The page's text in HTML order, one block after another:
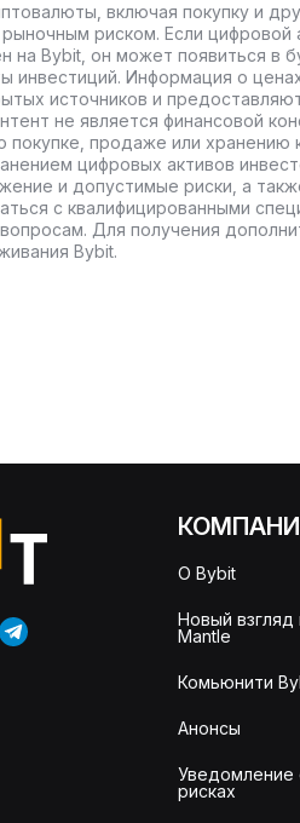
включая покупку и
риском. Если
на Bybit, он может появиться в
инвестиций. Информация о
источников и
не является финансовой
продаже или хранению
цифровых активов
и допустимые риски, а
с квалифицированными
Для получения
Bybit.
О Bybit
Новый взгляд
Mantle
Комьюнити
Анонсы
Уведомление
рисках